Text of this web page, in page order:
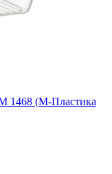
1468 (М-Пластика